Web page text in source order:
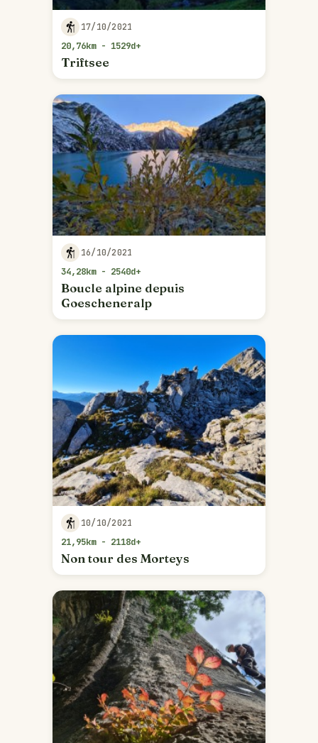
17/10/2021
20,76km - 1529d+
Triftsee
16/10/2021
34,28km - 2540d+
Boucle alpine depuis
Goescheneralp
10/10/2021
21,95km - 2118d+
Non tour des Morteys